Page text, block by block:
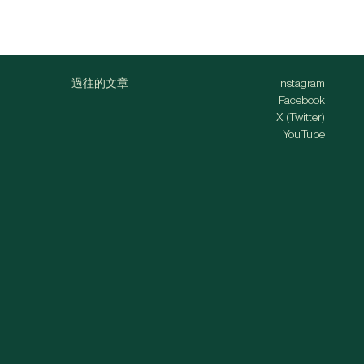
過往的文章
Instagram
Facebook
X (Twitter)
YouTube